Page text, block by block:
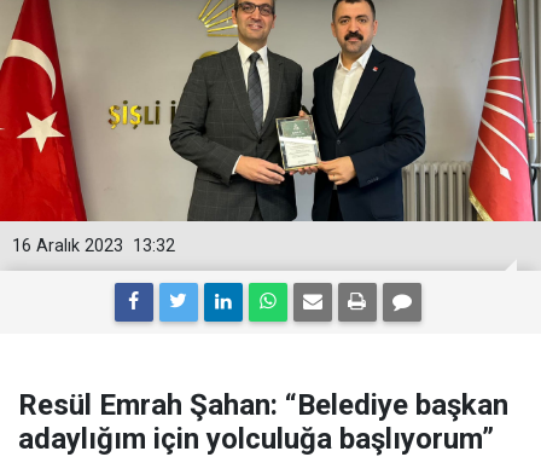
13:32
16 Aralık 2023
Resül Emrah Şahan: “Belediye başkan
adaylığım için yolculuğa başlıyorum”